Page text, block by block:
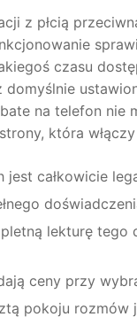
z płcią
czasu
na telefon
która
całkowicie
lekturę
ceny przy
pokoju